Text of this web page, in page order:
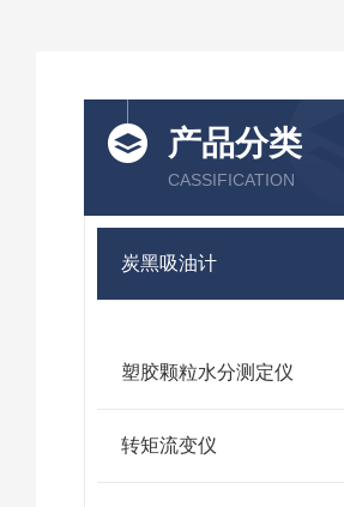
产品分类
CASSIFICATION
炭黑吸油计
塑胶颗粒水分测定仪
转矩流变仪